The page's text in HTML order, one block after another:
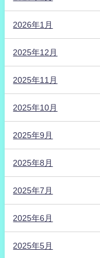
2026年1月
2025年12月
2025年11月
2025年10月
2025年9月
2025年8月
2025年7月
2025年6月
2025年5月